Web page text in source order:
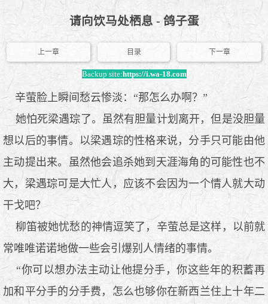
请向饮马处栖息 - 鸽子蛋
上一章 目录 下一章
Backup site:https://i.wa-18.com
辛萤脸上瞬间愁云惨淡：“那怎么办啊？”
她怕死梁遇琮了。虽然有胆量计划离开，但是没胆量
想以后的事情。以梁遇琮的性格来说，分手只可能由他
主动提出来。虽然他会追杀她到天涯海角的可能性也不
大，梁遇琮可是大忙人，应该不会因为一个情人就大动
干戈吧？
柳笛被她忧愁的神情逗笑了，辛萤总是这样，以前就
常唯唯诺诺地做一些会引爆别人情绪的事情。
“你可以想办法主动让他提分手，你这些年的积蓄再
加和平分手的分手费，怎么也够你在新西兰住上十年二